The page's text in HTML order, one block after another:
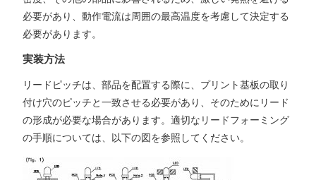
必要があり、動作電流は周囲の最高温度を考慮して決定する
必要があります。
実装方法
リードピッチは、部品を配置する際に、プリント基板の取り
付け穴のピッチと一致させる必要があり、そのためにリード
の形成が必要な場合があります。適切なリードフォーミング
の手順については、以下の図を参照してください。